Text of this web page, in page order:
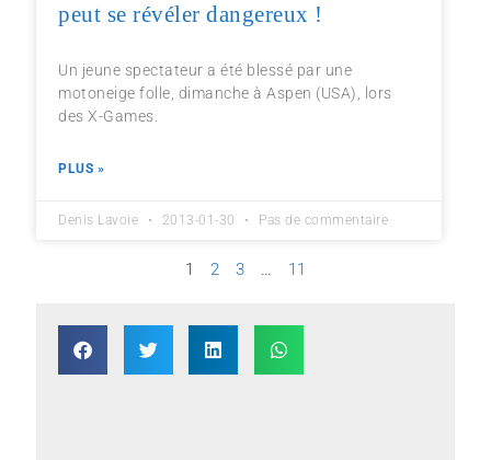
peut se révéler dangereux !
Un jeune spectateur a été blessé par une
motoneige folle, dimanche à Aspen (USA), lors
des X-Games.
PLUS »
Denis Lavoie 2013-01-30 Pas de commentaire
1 2 3 … 11